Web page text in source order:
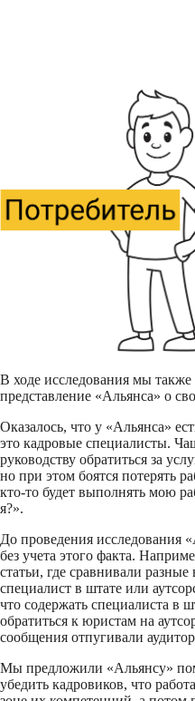
В ходе исследования мы также
представление «Альянса» о
Оказалось, что у «Альянса»
это кадровые специалисты.
руководству обратиться за
но при этом боятся потерять
кто-то будет выполнять мою
я?».
До проведения исследования
без учета этого факта.
статьи, где сравнивали
специалист в штате или
что содержать специалиста в
обратиться к юристам на
сообщения отпугивали
Мы предложили «Альянсу»
убедить кадровиков, что